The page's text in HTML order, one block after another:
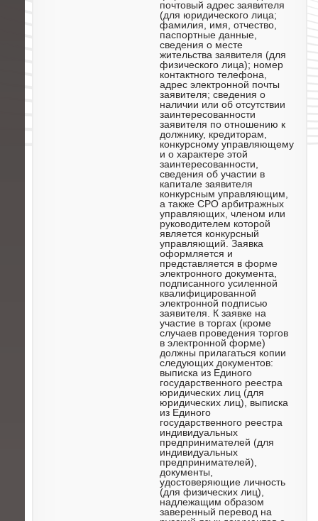
почтовый адрес заявителя
(для юридического лица;
фамилия, имя, отчество,
паспортные данные,
сведения о месте
жительства заявителя (для
физического лица); номер
контактного телефона,
адрес электронной почты
заявителя; сведения о
наличии или об отсутствии
заинтересованности
заявителя по отношению к
должнику, кредиторам,
конкурсному управляющему
и о характере этой
заинтересованности,
сведения об участии в
капитале заявителя
конкурсным управляющим,
а также СРО арбитражных
управляющих, членом или
руководителем которой
является конкурсный
управляющий. Заявка
оформляется и
представляется в форме
электронного документа,
подписанного усиленной
квалифицированной
электронной подписью
заявителя. К заявке на
участие в торгах (кроме
случаев проведения торгов
в электронной форме)
должны прилагаться копии
следующих документов:
выписка из Единого
государственного реестра
юридических лиц (для
юридических лиц), выписка
из Единого
государственного реестра
индивидуальных
предпринимателей (для
индивидуальных
предпринимателей),
документы,
удостоверяющие личность
(для физических лиц),
надлежащим образом
заверенный перевод на